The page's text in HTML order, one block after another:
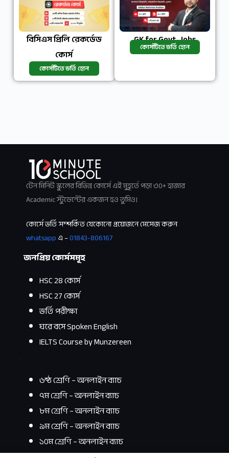
বিসিএস প্রিলি রেকর্ডেড
কোর্স
কোর্সটিতে ভর্তি হোন
GK for Govt. Jobs
কোর্সটিতে ভর্তি হোন
টেন মিনিট স্কুলের বিভিন্ন কোর্সে এই মুহূর্তে পড়া ৩০+ হাজার
Academic স্টুডেন্টের একজন হও তুমিও।
কোর্সে ভর্তি সম্পর্কিত যেকোনো প্রয়োজনে মেসেজ করুন
whatsappএ –01843-806167
জনপ্রিয় কোর্সসমূহ
HSC 28 কোর্স
HSC 27 কোর্স
ভর্তি পরীক্ষা
ঘরে বসে Spoken English
IELTS Course by Munzereen
.
৬ষ্ঠ শ্রেণি – অনলাইন ব্যাচ
৭ম শ্রেণি – অনলাইন ব্যাচ
৮ম শ্রেণি – অনলাইন ব্যাচ
৯ম শ্রেণি – অনলাইন ব্যাচ
১০ম শ্রেণি – অনলাইনব্যাচ